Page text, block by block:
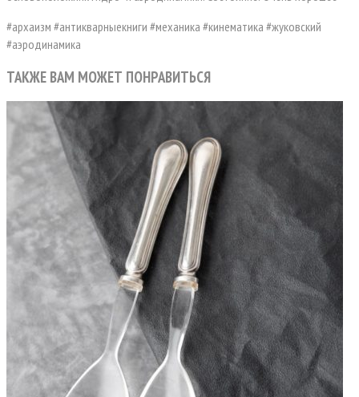
#архаизм #антикварныекниги #механика #кинематика #жуковский
#аэродинамика
ТАКЖЕ ВАМ МОЖЕТ ПОНРАВИТЬСЯ